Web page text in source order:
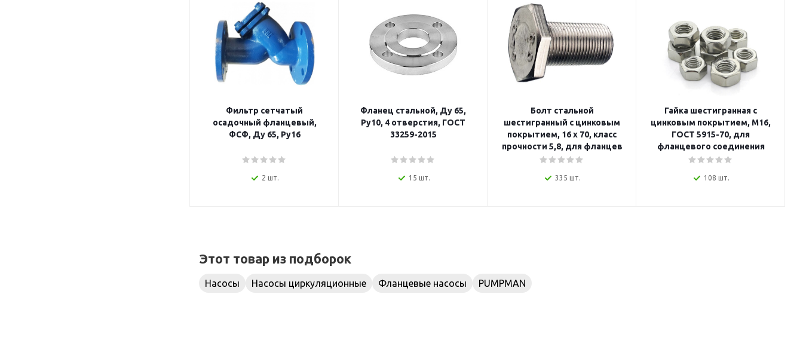
Фильтр сетчатый
осадочный фланцевый,
ФСФ, Ду 65, Ру16
2 шт.
Фланец стальной, Ду 65,
Ру10, 4 отверстия, ГОСТ
33259-2015
15 шт.
Болт стальной
шестигранный с цинковым
покрытием, 16 x 70, класс
прочности 5,8, для фланцев
335 шт.
Гайка шестигранная с
цинковым покрытием, M16,
ГОСТ 5915-70, для
фланцевого соединения
108 шт.
Этот товар из подборок
Насосы Насосы циркуляционные Фланцевые насосы PUMPMAN